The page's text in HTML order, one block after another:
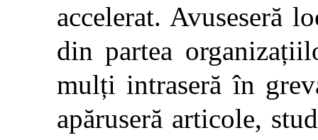
accelerat. Avuseseră
din partea
mulți intraseră în
apăruseră articole,